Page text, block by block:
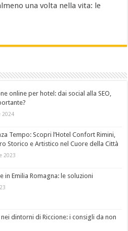
una volta nella vita: le
online per hotel: dai social alla SEO,
2024
Tempo: Scopri l’Hotel Confort Rimini,
Storico e Artistico nel Cuore della Città
2023
in Emilia Romagna: le soluzioni
dintorni di Riccione: i consigli da non